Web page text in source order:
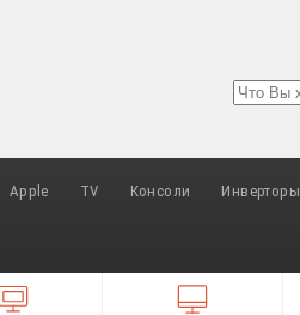
Apple TV Консоли Инверторы